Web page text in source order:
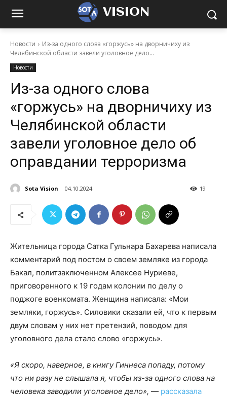
VISION
Новости
Из-за одного слова «горжусь» на дворничиху из
Челябинской области завели уголовное дело...
Новости
Из-за одного слова
«горжусь» на дворничиху из
Челябинской области
завели уголовное дело об
оправдании терроризма
Sota Vision 04.10.2024 19
Жительница города Сатка Гульнара Бахарева написала
комментарий под постом о своем земляке из города
Бакал, политзаключенном Алексее Нуриеве,
приговоренного к 19 годам колонии по делу о
поджоге военкомата. Женщина написала: «Мои
земляки, горжусь». Силовики сказали ей, что к первым
двум словам у них нет претензий, поводом для
уголовного дела стало слово «горжусь».
«Я скоро, наверное, в книгу Гиннеса попаду, потому
что ни разу не слышала я, чтобы из-за одного слова на
человека заводили уголовное дело», — рассказала